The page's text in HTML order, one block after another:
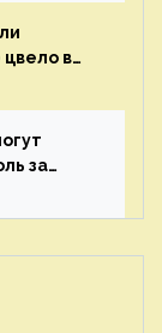
в
за
на